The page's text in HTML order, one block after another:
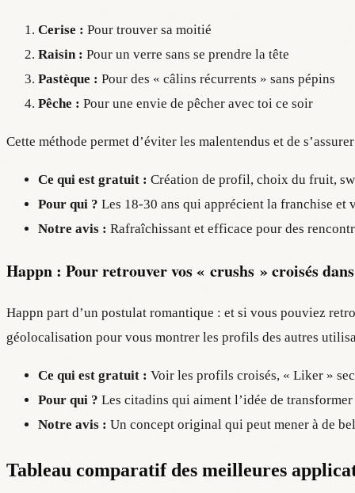
Cerise : Pour trouver sa moitié
Raisin : Pour un verre sans se prendre la tête
Pastèque : Pour des « câlins récurrents » sans pépins
Pêche : Pour une envie de pêcher avec toi ce soir
Cette méthode permet d’éviter les malentendus et de
Ce qui est gratuit : Création de profil, choix du fruit,
Pour qui ? Les 18-30 ans qui apprécient la franchise et
Notre avis : Rafraîchissant et efficace pour des
Happn : Pour retrouver vos « crushs » croisés
Happn part d’un postulat romantique : et si vous pouviez
géolocalisation pour vous montrer les profils des autres
Ce qui est gratuit : Voir les profils croisés, « Liker »
Pour qui ? Les citadins qui aiment l’idée de
Notre avis : Un concept original qui peut mener à de
Tableau comparatif des meilleures